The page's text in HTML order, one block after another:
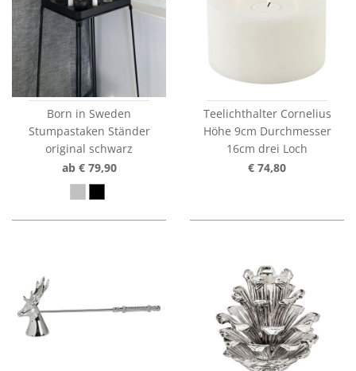
Born in Sweden
Stumpastaken Ständer
original schwarz
ab € 79,90
Teelichthalter Cornelius
Höhe 9cm Durchmesser
16cm drei Loch
€ 74,80